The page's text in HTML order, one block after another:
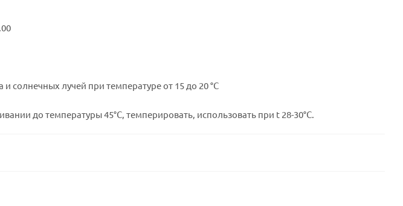
солнечных лучей при температуре от 15 до 20 °C
до температуры 45°C, темперировать, использовать при t 28-30°C.